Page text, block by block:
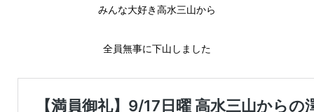
みんな大好き高水三山から
全員無事に下山しました